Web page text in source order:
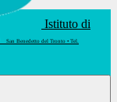
Istituto di
San Benedetto del Tronto • Tel.